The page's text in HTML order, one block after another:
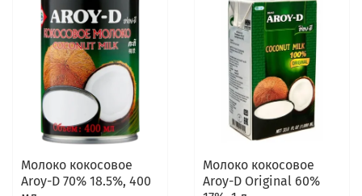
Молоко кокосовое
Aroy-D 70% 18.5%, 400
Молоко кокосовое
Aroy-D Original 60%